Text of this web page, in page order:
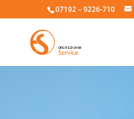
07192 – 9226-710